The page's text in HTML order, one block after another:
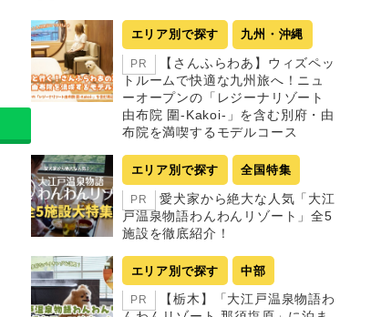
エリア別で探す 九州・沖縄
PR
【さんふらわあ】ウィズペッ
トルームで快適な九州旅へ！ニュ
ーオープンの「レジーナリゾート
由布院 圍-Kakoi-」を含む別府・由
布院を満喫するモデルコース
エリア別で探す 全国特集
PR
愛犬家から絶大な人気「大江
戸温泉物語わんわんリゾート」全5
施設を徹底紹介！
エリア別で探す 中部
PR
【栃木】「大江戸温泉物語わ